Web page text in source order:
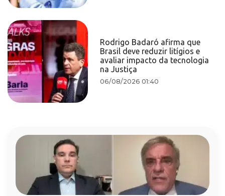
Rodrigo Badaró afirma que
Brasil deve reduzir litígios e
avaliar impacto da tecnologia
na Justiça
06/08/2026 01:40